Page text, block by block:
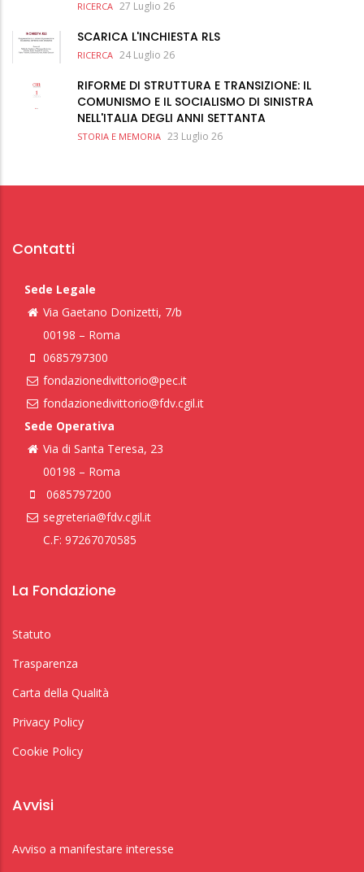
RICERCA 27 Luglio 26
SCARICA L'INCHIESTA RLS
RICERCA 24 Luglio 26
RIFORME DI STRUTTURA E TRANSIZIONE: IL
COMUNISMO E IL SOCIALISMO DI SINISTRA
NELL'ITALIA DEGLI ANNI SETTANTA
STORIA E MEMORIA 23 Luglio 26
Contatti
Sede Legale
Via Gaetano Donizetti, 7/b
00198 – Roma
0685797300
fondazionedivittorio@pec.it
fondazionedivittorio@fdv.cgil.it
Sede Operativa
Via di Santa Teresa, 23
00198 – Roma
0685797200
segreteria@fdv.cgil.it
C.F: 97267070585
La Fondazione
Statuto
Trasparenza
Carta della Qualità
Privacy Policy
Cookie Policy
Avvisi
Avviso a manifestare interesse